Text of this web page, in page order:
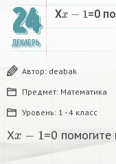
24
ДЕКАБРЬ
Xx−1 =0
Автор: deabak
Предмет: Математика
Уровень: 1 - 4 класс
X =0 помогите